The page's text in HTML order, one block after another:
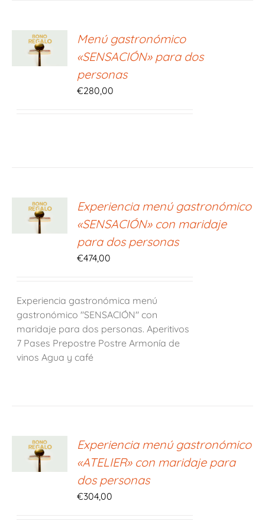
Menú gastronómico
«SENSACIÓN» para dos
personas
€280,00
Experiencia menú gastronómico
«SENSACIÓN» con maridaje
para dos personas
€474,00
Experiencia gastronómica menú
gastronómico "SENSACIÓN" con
maridaje para dos personas. Aperitivos
7 Pases Prepostre Postre Armonía de
vinos Agua y café
Experiencia menú gastronómico
«ATELIER» con maridaje para
dos personas
€304,00